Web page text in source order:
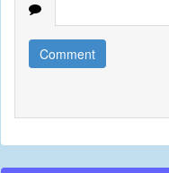
Comment